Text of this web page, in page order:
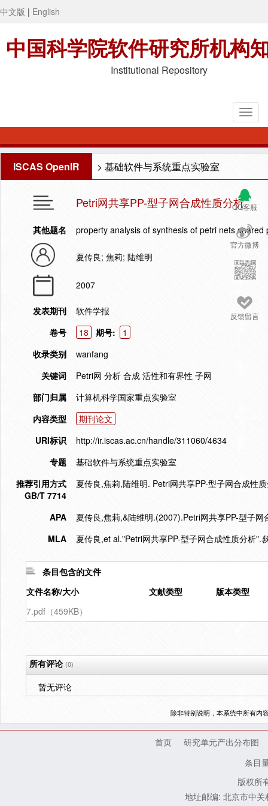
中文版 | English
中国科学院软件研究所机构
Institutional Repository
ISCAS OpenIR > 基础软件与系统重点实验室
QQ客服
官方微博
反馈留言
Petri网共享PP-型子网合成性质分析
其他题名 property analysis of synthesis of petri nets shared
夏传良; 焦莉; 陆维明
2007
发表期刊
软件学报
卷号
18 期号:
1
收录类别
wanfang
关键词
Petri网 分析 合成 活性和有界性 子网
部门归属
计算机科学国家重点实验室
内容类型
期刊论文
URI标识
http://ir.iscas.ac.cn/handle/311060/4634
专题
基础软件与系统重点实验室
推荐引用方式
GB/T 7714
夏传良,焦莉,陆维明. Petri网共享PP-型子网合成性
APA
夏传良,焦莉,&陆维明.(2007).Petri网共享PP-型子网
MLA
夏传良,et al."Petri网共享PP-型子网合成性质分析".
条目包含的文件
文件名称/大小
文献类型
版本类型
7.pdf（459KB）
所有评论(0)
暂无评论
除非特别说明，本系统中所有内
首页
研究单元产出分布图
条目
版权所
地址邮编: 北京市中